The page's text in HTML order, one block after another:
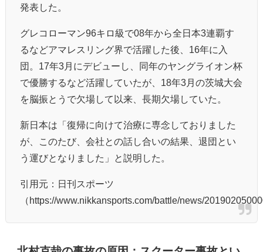
発表した。
グレコローマン96キロ級で08年から全日本3連覇す
るなどアマレスリング界で活躍した後、16年に入
団。17年3月にデビューし、同年のヤングライオン杯
で優勝するなど活躍していたが、18年3月の茨城大会
を脳振とうで欠場して以来、長期欠場していた。
新日本は「復帰に向けて治療に専念しておりました
が、このたび、会社との話し合いの結果、退団とい
う運びとなりました」と説明した。
引用元：日刊スポーツ
（https://www.nikkansports.com/battle/news/